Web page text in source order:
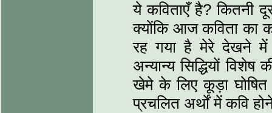
ये कविताएँ है? कितनी
क्‍योंकि आज कविता का
रह गया है मेरे देखने
अन्‍यान्‍य सिद्धियों
खेमे के लिए कूड़ा
प्रचलित अर्थों में कवि